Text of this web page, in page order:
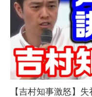
【吉村知事激怒】